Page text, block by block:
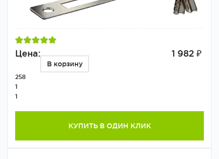
Цена: 1 982 ₽
В корзину
258
1
1
КУПИТЬ В ОДИН КЛИК